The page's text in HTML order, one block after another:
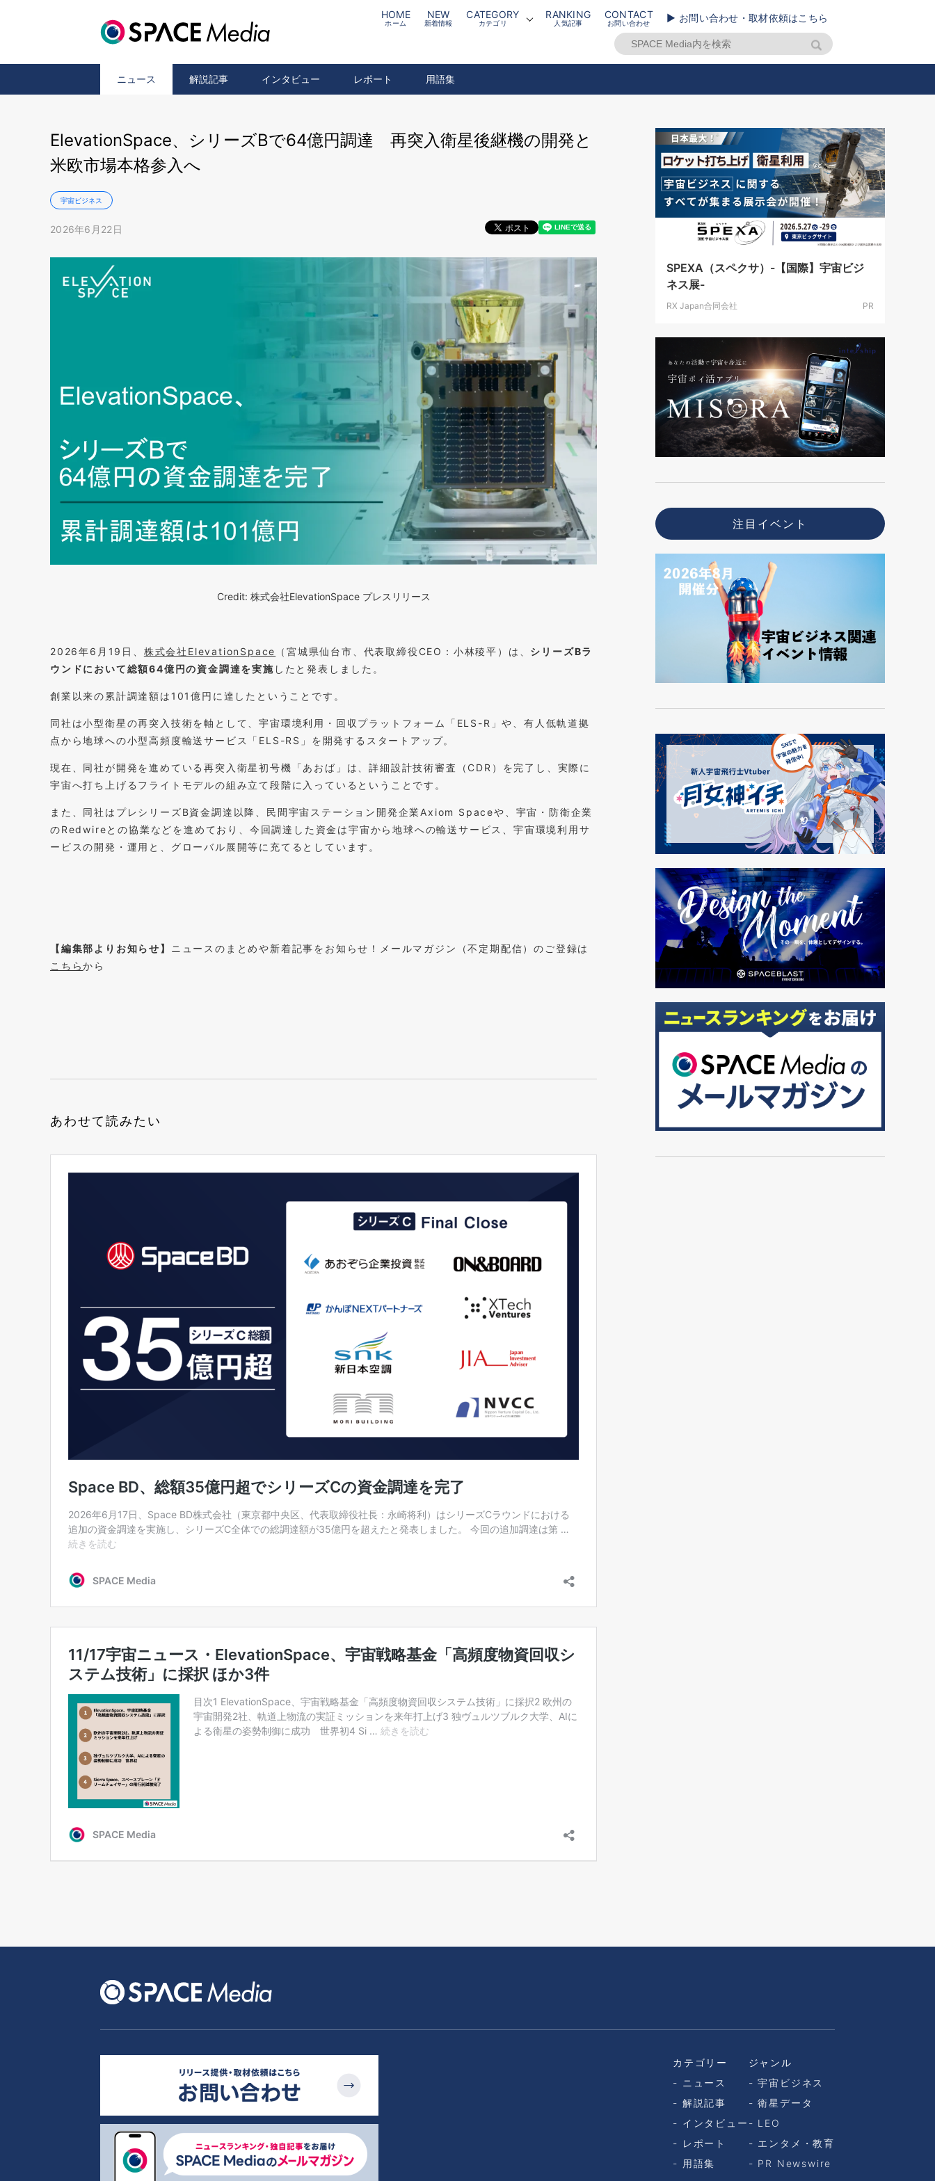
HOME
ホーム
NEW
新着情報
CATEGORY
カテゴリ
RANKING
人気記事
CONTACT
お問い合わせ ▶ お問い合わせ・取材依頼はこちら
ニュース 解説記事 インタビュー レポート 用語集
ElevationSpace、シリーズBで64億円調達 再突入衛星後継機の開発と
米欧市場本格参入へ
宇宙ビジネス
2026年6月22日
Credit: 株式会社ElevationSpace プレスリリース
2026年6月19日、 株式会社ElevationSpace （宮城県仙台市、代表取締役CEO：小林稜平）は、 シリーズBラ
ウンドにおいて総額64億円の資金調達を実施 したと発表しました。
創業以来の累計調達額は101億円に達したということです。
同社は小型衛星の再突入技術を軸として、宇宙環境利用・回収プラットフォーム「ELS-R」や、有人低軌道拠
点から地球への小型高頻度輸送サービス「ELS-RS」を開発するスタートアップ。
現在、同社が開発を進めている再突入衛星初号機「あおば」は、詳細設計技術審査（CDR）を完了し、実際に
宇宙へ打ち上げるフライトモデルの組み立て段階に入っているということです。
また、同社はプレシリーズB資金調達以降、民間宇宙ステーション開発企業Axiom Spaceや、宇宙・防衛企業
のRedwireとの協業などを進めており、今回調達した資金は宇宙から地球への輸送サービス、宇宙環境利用サ
ービスの開発・運用と、グローバル展開等に充てるとしています。
【編集部よりお知らせ】
ニュースのまとめや新着記事をお知らせ！メールマガジン（不定期配信）のご登録は
こちらから
あわせて読みたい
SPEXA（スペクサ）-【国際】宇宙ビジ
ネス展-
RX Japan合同会社 PR
注目イベント
カテゴリー
ニュース
解説記事
インタビュー
レポート
用語集
ジャンル
宇宙ビジネス
衛星データ
LEO
エンタメ・教育
PR Newswire